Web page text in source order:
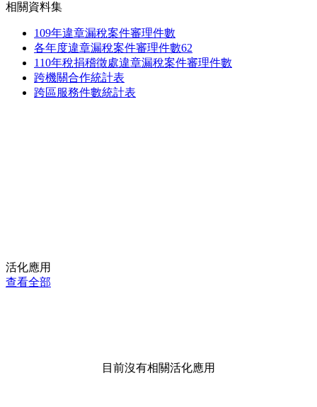
相關資料集
109年違章漏稅案件審理件數
各年度違章漏稅案件審理件數62
110年稅捐稽徵處違章漏稅案件審理件數
跨機關合作統計表
跨區服務件數統計表
活化應用
查看全部
目前沒有相關活化應用